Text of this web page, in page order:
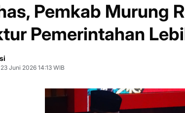
Pemkab Murung
Pemerintahan
Juni 2026 14:13 WIB